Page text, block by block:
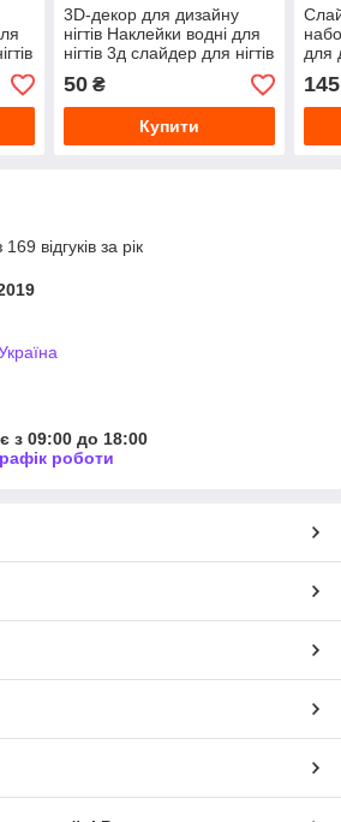
3D-декор для дизайну
нігтів Наклейки водні для
нігтів 3д слайдер для нігтів
- Fashion Nails
50₴
Купити
для
Nails
145
відгуків за рік
з 09:00 до 18:00
роботи